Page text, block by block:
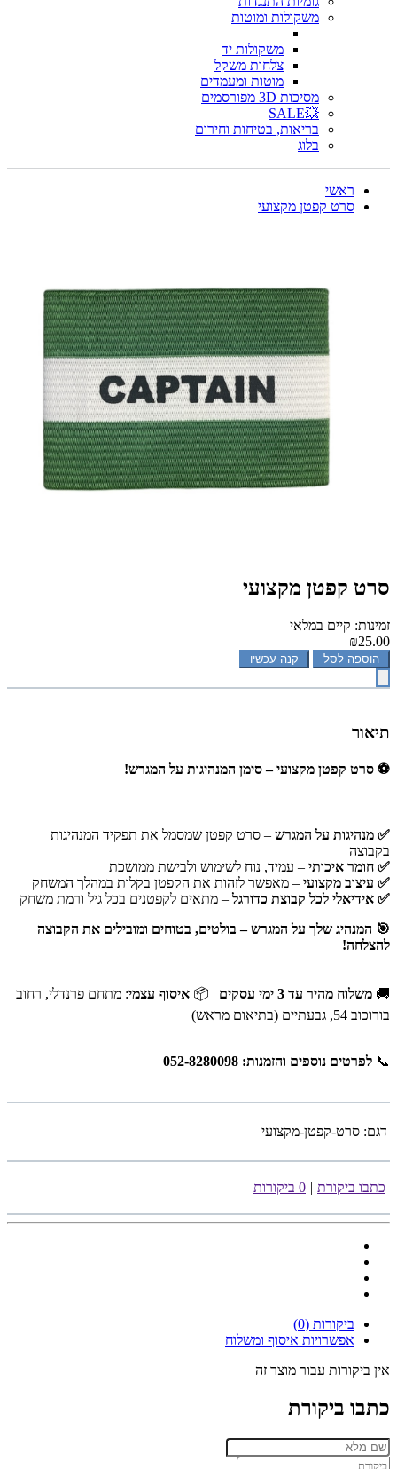
משקולות ומוטות
משקולות יד
צלחות משקל
מוטות ומעמדים
מסיכות 3D מפורסמים
💥SALE
בריאות, בטיחות וחירום
בלוג
ראשי
סרט קפטן מקצועי
סרט קפטן מקצועי
זמינות: קיים במלאי
₪25.00
הוספה לסל קנה עכשיו
תיאור
⚽ סרט קפטן מקצועי – סימן המנהיגות על המגרש!
✅ מנהיגות על המגרש – סרט קפטן שמסמל את תפקיד המנהיגות
בקבוצה
✅ חומר איכותי – עמיד, נוח לשימוש ולבישת ממושכת
✅ עיצוב מקצועי – מאפשר לזהות את הקפטן בקלות במהלך המשחק
✅ אידיאלי לכל קבוצת כדורגל – מתאים לקפטנים בכל גיל ורמת משחק
🎯 המנהיג שלך על המגרש – בולטים, בטוחים ומובילים את הקבוצה
להצלחה!
🚚 משלוח מהיר עד 3 ימי עסקים | 📦 איסוף עצמי: מתחם פרנדלי, רחוב
בורוכוב 54, גבעתיים (בתיאום מראש)
📞 לפרטים נוספים והזמנות: 052-8280098
דגם: סרט-קפטן-מקצועי
כתבו ביקורת | 0 ביקורות
ביקורות (0)
אפשרויות איסוף ומשלוח
אין ביקורות עבור מוצר זה
כתבו ביקורת